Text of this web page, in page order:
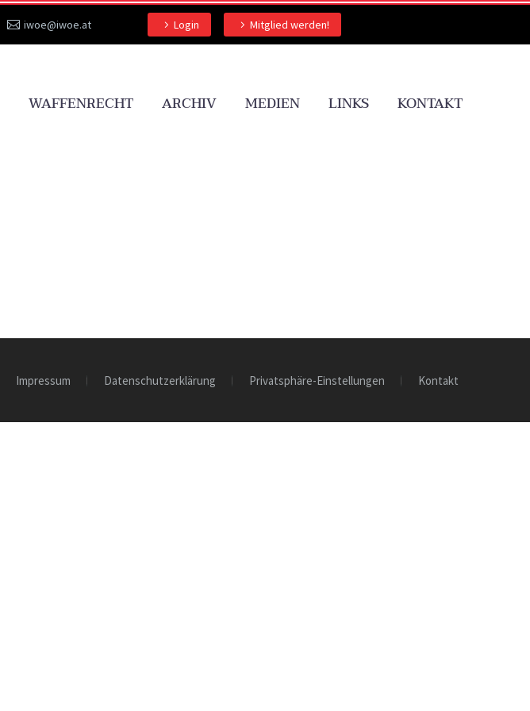
iwoe@iwoe.at Login Mitglied werden!
WAFFENRECHT ARCHIV MEDIEN LINKS KONTAKT
Impressum Datenschutzerklärung Privatsphäre-Einstellungen Kontakt